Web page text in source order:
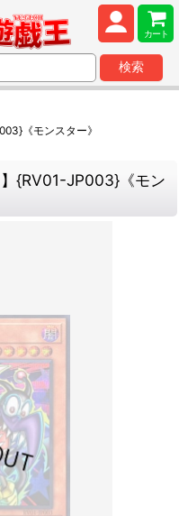
カート
検索
《モンスター》
{RV01-JP003}《モン